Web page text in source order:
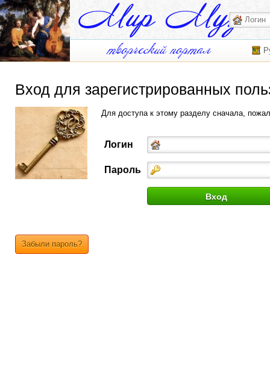
Вход для зарегистрированных
Для доступа к этому разделу сначала,
Логин
Пароль
Забыли пароль?